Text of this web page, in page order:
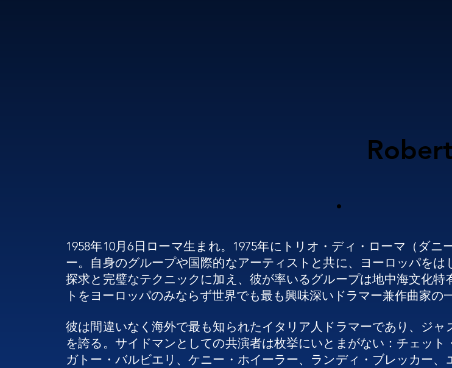
.
1958年10月6日ローマ生まれ。1975年にトリオ・ディ・ローマ（ダ
ー。自身のグループや国際的なアーティストと共に、ヨーロッパを
探求と完璧なテクニックに加え、彼が率いるグループは地中海文化
トをヨーロッパのみならず世界でも最も興味深いドラマー兼作曲家の
彼は間違いなく海外で最も知られたイタリア人ドラマーであり、ジ
を誇る。サイドマンとしての共演者は枚挙にいとまがない：チェット
ガトー・バルビエリ、ケニー・ホイーラー、ランディ・ブレッカー